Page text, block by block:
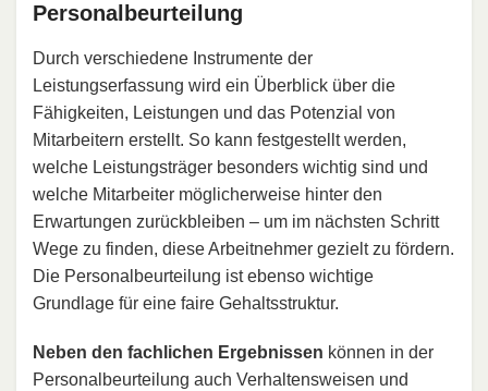
Personalbeurteilung
Durch verschiedene Instrumente der
Leistungserfassung wird ein Überblick über die
Fähigkeiten, Leistungen und das Potenzial von
Mitarbeitern erstellt. So kann festgestellt werden,
welche Leistungsträger besonders wichtig sind und
welche Mitarbeiter möglicherweise hinter den
Erwartungen zurückbleiben – um im nächsten Schritt
Wege zu finden, diese Arbeitnehmer gezielt zu fördern.
Die Personalbeurteilung ist ebenso wichtige
Grundlage für eine faire Gehaltsstruktur.
Neben den fachlichen Ergebnissen können in der
Personalbeurteilung auch Verhaltensweisen und